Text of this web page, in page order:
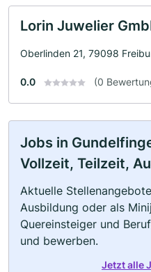
Lorin Juwelier
Oberlinden 21, 79098
0.0 (0
Jobs in
Vollzeit, Teilzeit,
Aktuelle
Ausbildung oder als
Quereinsteiger und
und bewerben.
Jetzt alle